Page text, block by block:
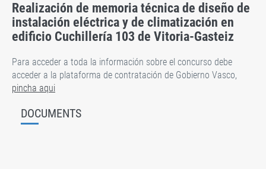
Realización de memoria técnica de diseño de
instalación eléctrica y de climatización en
edificio Cuchillería 103 de Vitoria-Gasteiz
Para acceder a toda la información sobre el concurso debe
acceder a la plataforma de contratación de Gobierno Vasco,
pincha aqui
DOCUMENTS